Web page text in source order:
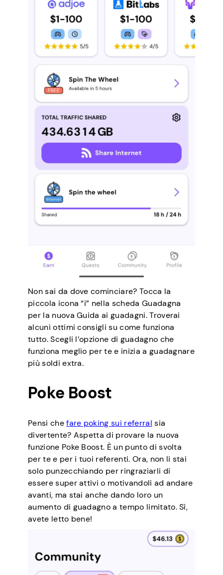
Non sai da dove cominciare? Tocca la
piccola icona “i” nella scheda Guadagna
per la nuova Guida ai guadagni. Troverai
alcuni ottimi consigli su come funziona
tutto. Scegli l’opzione di guadagno che
funziona meglio per te e inizia a guadagnare
più soldi extra.
Poke Boost
Pensi chefare poking sui referral sia
divertente? Aspetta di provare la nuova
funzione Poke Boost. È un punto di svolta
per te e per i tuoi referenti. Ora, non li stai
solo punzecchiando per ringraziarli di
essere super attivi o motivandoli ad andare
avanti, ma stai anche dando loro un
aumento di guadagno a tempo limitato. Sì,
avete letto bene!